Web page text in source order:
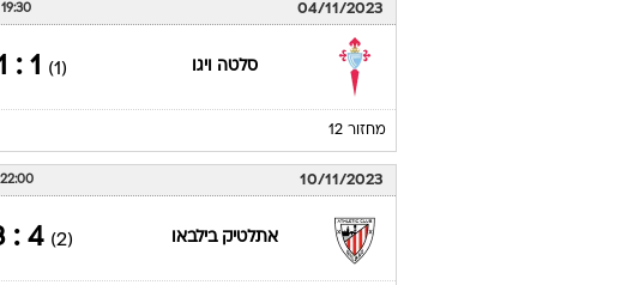
04/11/2023
19:30
סלטה ויגו (1)
1 : 1
מחזור 12
10/11/2023
22:00
אתלטיק בילבאו (2)
4 : 3